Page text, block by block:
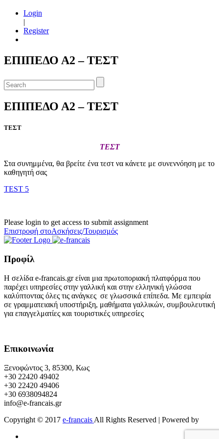
Login
|
Register
ΕΠΙΠΕΔΟ Α2 – ΤΕΣΤ
ΕΠΙΠΕΔΟ Α2 – ΤΕΣΤ
ΤΕΣΤ
ΤΕΣΤ
Στα συνημμένα, θα βρείτε ένα τεστ να κάνετε με συνεννόηση με το
καθηγητή σας
TEST 5
Please login to get access to submit assignment
Επιστροφή στοΑσκήσεις/Τουρισμός
Προφίλ
Η σελίδα e-francais.gr είναι μια πρωτοποριακή πλατφόρμα που
παρέχει υπηρεσίες στην γαλλική και στην ελληνική γλώσσα
καλύπτοντας όλες τις ανάγκες σε γλωσσικά επίπεδα. Με εμπειρία
σε γραμματειακή υποστήριξη, μαθήματα γαλλικών, συμβουλευτική
για επαγγελματίες και τουριστικές υπηρεσίες
Επικοινωνία
Ξενοφώντος 3, 85300, Κως
+30 22420 49402
+30 22420 49406
+30 6938094824
info@e-francais.gr
Copyright © 2017 e-francais All Rights Reserved | Powered by